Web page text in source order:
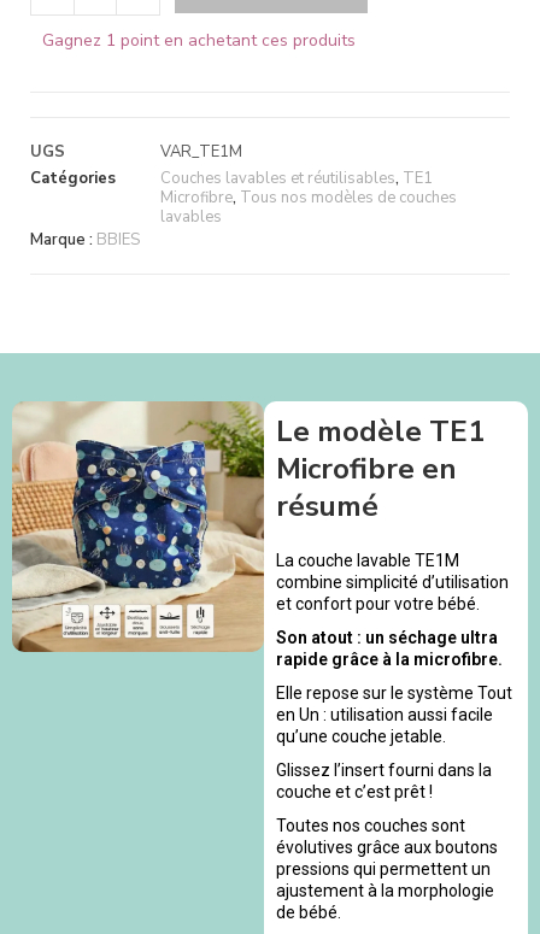
Gagnez 1 point en achetant ces produits
UGS
VAR_TE1M
Catégories
Couches lavables et réutilisables, TE1
Microfibre, Tous nos modèles de couches
lavables
Marque : BBIES
Le modèle TE1
Microfibre en
résumé
La couche lavable TE1M
combine simplicité d’utilisation
et confort pour votre bébé.
Son atout : un séchage ultra
rapide grâce à la microfibre.
Elle repose sur le système Tout
en Un : utilisation aussi facile
qu’une couche jetable.
Glissez l’insert fourni dans la
couche et c’est prêt !
Toutes nos couches sont
évolutives grâce aux boutons
pressions qui permettent un
ajustement à la morphologie
de bébé.